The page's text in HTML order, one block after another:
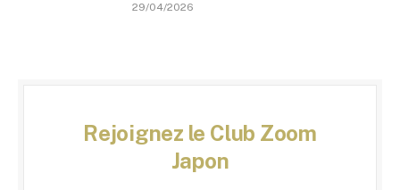
29/04/2026
Rejoignez le Club Zoom
Japon